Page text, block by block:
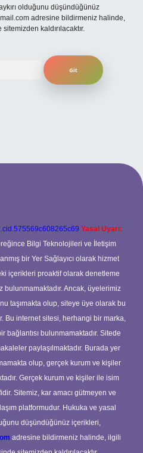
olduğunu düşündüğünüz
adresine bildirmeniz halinde,
kaldırılacaktır.
Yasal Uyarı:
Bilgi Teknolojileri ve İletişim
bir Yer Sağlayıcı olarak hizmet
içerikleri proaktif olarak denetleme
bulunmamaktadır. Ancak, üyelerimiz
taşımakta olup, siteye üye olarak bu
Bu internet sitesi, herhangi bir marka,
bağlantısı bulunmamaktadır. Sitede
paylaşılmaktadır. Burada yer
olup, gerçek kurum ve kişiler
Gerçek kurum ve kişiler ile isim
Sitemiz, kar amacı gütmeyen ve
platformudur. Hukuka ve yasal
düşündüğünüz içerikleri,
adresine bildirmeniz halinde, ilgili